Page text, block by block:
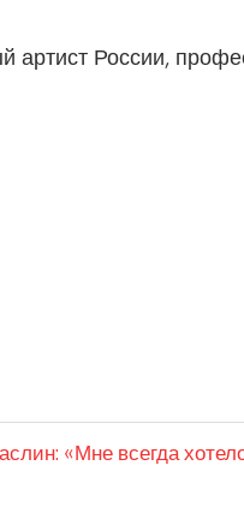
артист России,
«Мне всегда